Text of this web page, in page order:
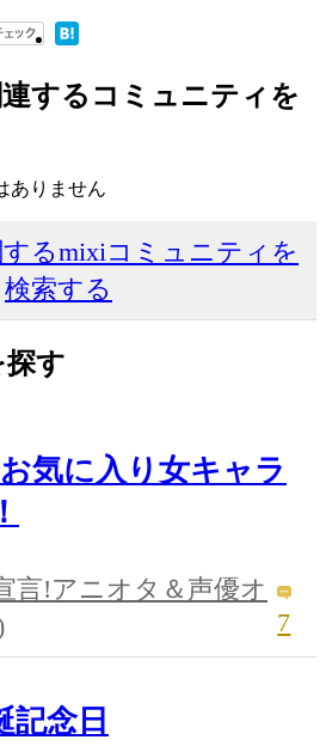
連するコミュニティを
ありません
するmixiコミュニティを
検索する
探す
気に入り女キャラ
言!アニオタ＆声優オ
7
記念日